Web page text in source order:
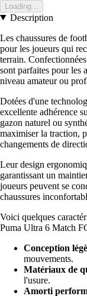
Loading...
Description
Les chaussures de
pour les joueurs qui
terrain.
sont parfaites pour les
niveau amateur ou
Dotées d'une
excellente adhérence
gazon naturel ou
maximiser la traction,
changements de
Leur design
garantissant un
joueurs peuvent se
chaussures
Voici quelques
Puma Ultra 6 Match
Conception
mouvements.
Matériaux de
l'usure.
Amorti